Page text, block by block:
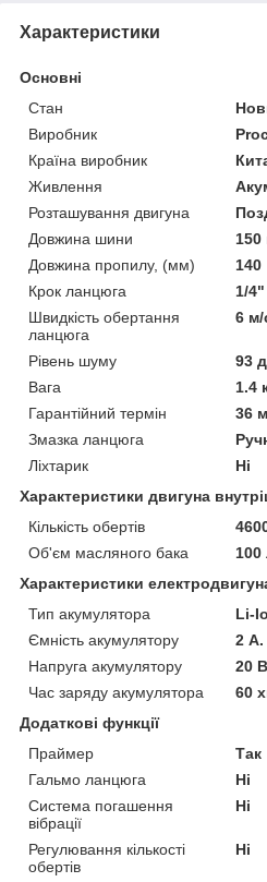
Характеристики
Основні
Стан
Виробник
Країна виробник
Живлення
Розташування двигуна
Довжина шини
Довжина пропилу, (мм)
140
Крок ланцюга
1/4"
Швидкість обертання
ланцюга
6 м/
Рівень шуму
93
Вага
1.4
Гарантійний термін
36
Змазка ланцюга
Ліхтарик
Ні
Характеристики двигуна
Кількість обертів
Об'єм масляного бака
100
Характеристики
Тип акумулятора
Li-
Ємність акумулятору
2 А.
Напруга акумулятору
20 В
Час заряду акумулятора
60
Додаткові функції
Праймер
Так
Гальмо ланцюга
Ні
Система погашення
вібрації
Ні
Регулювання кількості
обертів
Ні